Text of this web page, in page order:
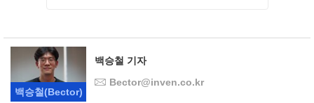
백승철(Bector)
백승철 기자
Bector@inven.co.kr